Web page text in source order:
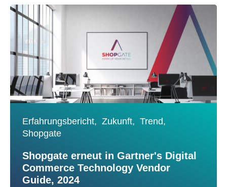
Erfahrungsbericht, Zukunft, Trend,
Shopgate
Shopgate erneut in Gartner's Digital
Commerce Technology Vendor
Guide, 2024